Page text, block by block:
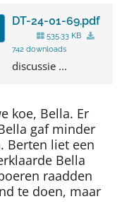
DT-24-01-69.pdf
535.33 KB
742 downloads
discussie ...
koe, Bella. Er
gaf minder
Berten liet een
Bella
raadden
te doen, maar